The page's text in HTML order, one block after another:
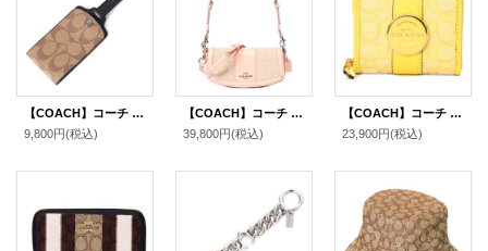
【COACH】コーチ コーティングキャンバス カーフレザー シグネチャー ラゲージ ネーム タグ キーホルダー カーキ〔日本未発売〕
9,800円(税込)
【COACH】コーチ バッグ ジャガード レザー シグネチャー アンドレア スモール ロゴ フラップ クロスボディ 3WAY クラッチ ショルダー ハンドバッグ フェイディドブラッシュ（日本未発売）
39,800円(税込)
【COACH】コーチ ジャガード ペブルレザー シグネチャー デンプシー ロゴ スモール ジップ アラウンド ウォレット 二つ折り 財布 レトロイエロー〔日本未発売〕
23,900円(税込)